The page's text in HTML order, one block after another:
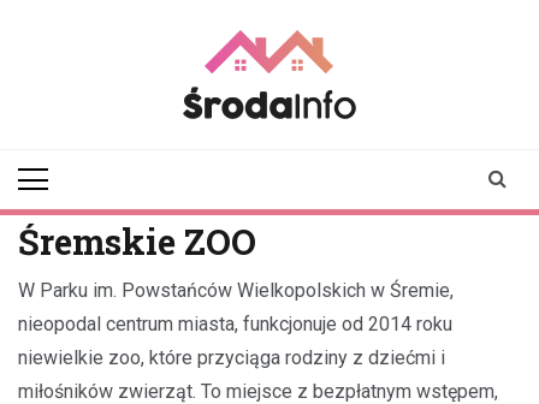
Śremskie ZOO
W Parku im. Powstańców Wielkopolskich w Śremie,
nieopodal centrum miasta, funkcjonuje od 2014 roku
niewielkie zoo, które przyciąga rodziny z dziećmi i
miłośników zwierząt. To miejsce z bezpłatnym wstępem,